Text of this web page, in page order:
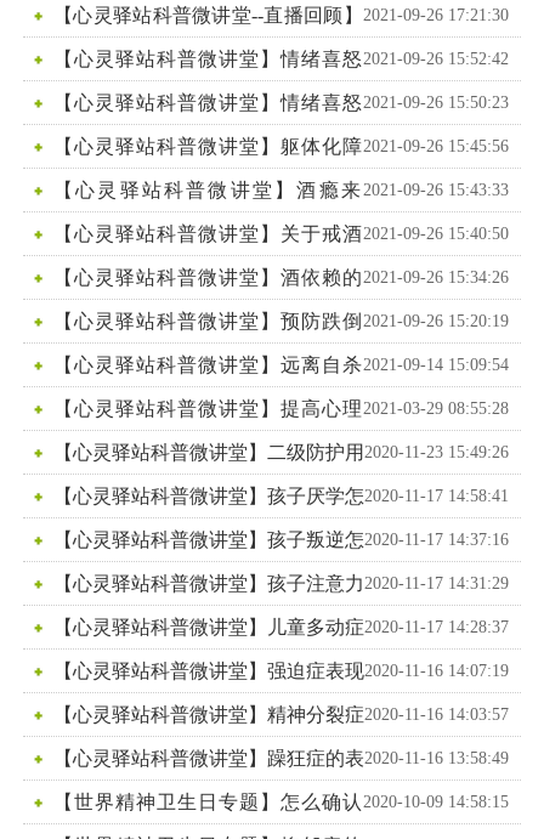
老年常见心理疾病 2021-09-26 17:21:30
【心灵驿站科普微讲堂--直播回顾】
提高心理健康水平 2021-09-26 15:52:42
【心灵驿站科普微讲堂】情绪喜怒
无常 大起大落 需要警惕这种病 下 2021-09-26 15:50:23
【心灵驿站科普微讲堂】情绪喜怒
无常 大起大落 需要警惕这种病 上 2021-09-26 15:45:56
【心灵驿站科普微讲堂】躯体化障
碍：浑身不舒服却又查不出原因，躯体化障碍了解一
下。
2021-09-26 15:43:33
【心灵驿站科普微讲堂】酒瘾来
犯？原来是他在作祟！ 2021-09-26 15:40:50
【心灵驿站科普微讲堂】关于戒酒
的那些事 2021-09-26 15:34:26
【心灵驿站科普微讲堂】酒依赖的
表现 2021-09-26 15:20:19
【心灵驿站科普微讲堂】预防跌倒
坠床、噎食科普小知识 2021-09-14 15:09:54
【心灵驿站科普微讲堂】远离自杀
珍爱生命 2021-03-29 08:55:28
【心灵驿站科普微讲堂】提高心理
将康水平 预防精神障碍 2020-11-23 15:49:26
【心灵驿站科普微讲堂】二级防护用
品穿脱视频教程 2020-11-17 14:58:41
【心灵驿站科普微讲堂】孩子厌学怎
么办？ 2020-11-17 14:37:16
【心灵驿站科普微讲堂】孩子叛逆怎
么办？ 2020-11-17 14:31:29
【心灵驿站科普微讲堂】孩子注意力
不集中怎么办？ 2020-11-17 14:28:37
【心灵驿站科普微讲堂】儿童多动症
的表现 2020-11-16 14:07:19
【心灵驿站科普微讲堂】强迫症表现
2020-11-16 14:03:57
【心灵驿站科普微讲堂】精神分裂症
的表现 2020-11-16 13:58:49
【心灵驿站科普微讲堂】躁狂症的表
现 2020-10-09 14:58:15
【世界精神卫生日专题】怎么确认